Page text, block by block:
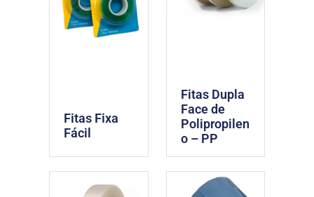
Fitas Fixa
Fácil
Fitas Dupla
Face de
Polipropilen
o – PP